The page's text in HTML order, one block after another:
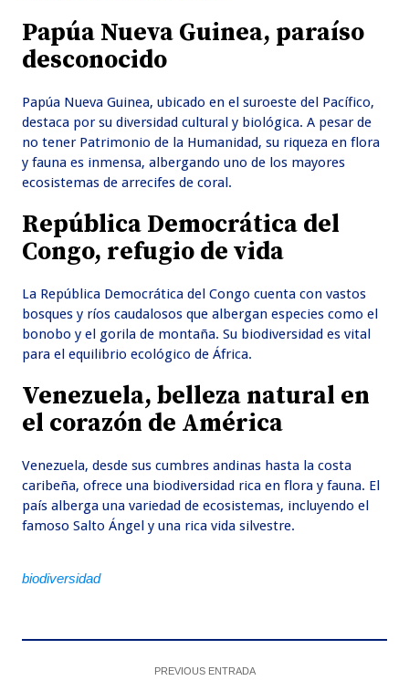
Papúa Nueva Guinea, paraíso
desconocido
Papúa Nueva Guinea, ubicado en el suroeste del Pacífico,
destaca por su diversidad cultural y biológica. A pesar de
no tener Patrimonio de la Humanidad, su riqueza en flora
y fauna es inmensa, albergando uno de los mayores
ecosistemas de arrecifes de coral.
República Democrática del
Congo, refugio de vida
La República Democrática del Congo cuenta con vastos
bosques y ríos caudalosos que albergan especies como el
bonobo y el gorila de montaña. Su biodiversidad es vital
para el equilibrio ecológico de África.
Venezuela, belleza natural en
el corazón de América
Venezuela, desde sus cumbres andinas hasta la costa
caribeña, ofrece una biodiversidad rica en flora y fauna. El
país alberga una variedad de ecosistemas, incluyendo el
famoso Salto Ángel y una rica vida silvestre.
biodiversidad
PREVIOUS ENTRADA